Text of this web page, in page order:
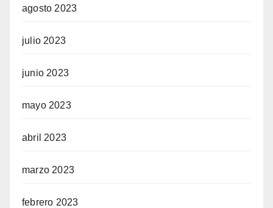
agosto 2023
julio 2023
junio 2023
mayo 2023
abril 2023
marzo 2023
febrero 2023